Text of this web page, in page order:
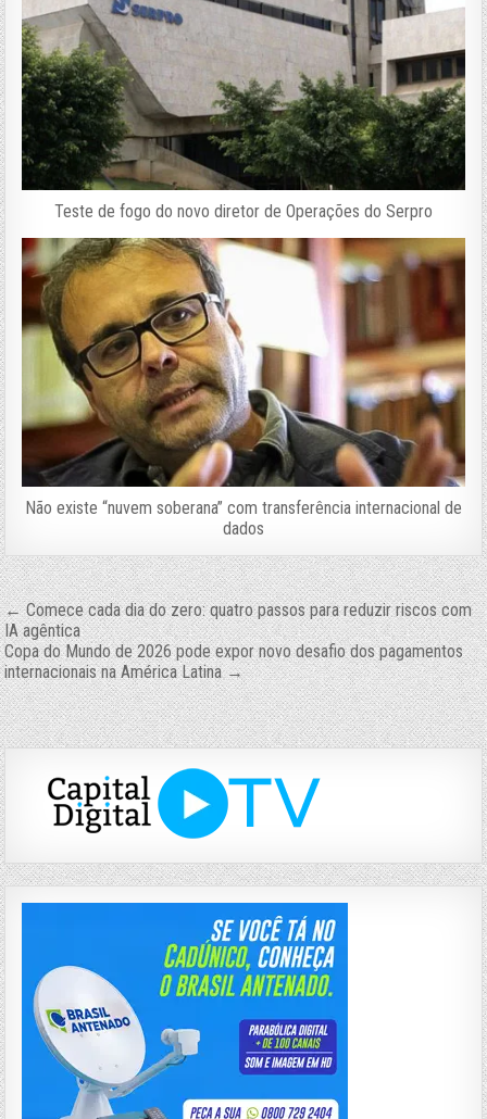
Teste de fogo do novo diretor de Operações do Serpro
Não existe “nuvem soberana” com transferência internacional de
dados
Navegação
de
Post
← Comece cada dia do zero: quatro passos para reduzir riscos com
IA agêntica
Copa do Mundo de 2026 pode expor novo desafio dos pagamentos
internacionais na América Latina →